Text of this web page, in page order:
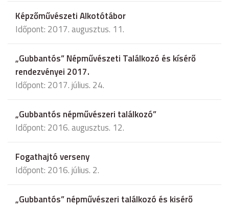
Képzőművészeti Alkotótábor
Időpont: 2017. augusztus. 11.
„Gubbantós” Népművészeti Találkozó és kísérő
rendezvényei 2017.
Időpont: 2017. július. 24.
„Gubbantós népművészeri találkozó”
Időpont: 2016. augusztus. 12.
Fogathajtó verseny
Időpont: 2016. július. 2.
„Gubbantós” népművészeri találkozó és kisérő